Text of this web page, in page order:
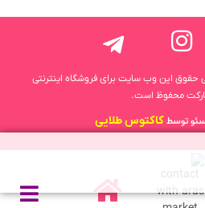
© 1398 – 1404 تمامی حقوق این وب سایت برای فروشگاه اینترنتی
محفوظ است.
توسطکاکتوس طلایی